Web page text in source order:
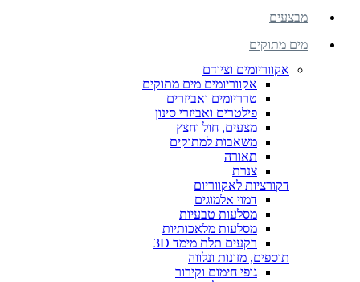
מבצעים
מים מתוקים
אקווריומים וציודם
אקווריומים מים מתוקים
טרריומים ואביזרים
פילטרים ואביזרי סינון
מצעים, חול וחצץ
משאבות למתוקים
תאורה
צנרת
דקורציות לאקווריום
דמוי אלמוגים
מסלעות טבעיות
מסלעות מלאכותיות
רקעים תלת מימד 3D
תוספים, מזונות ונלווה
גופי חימום וקירור